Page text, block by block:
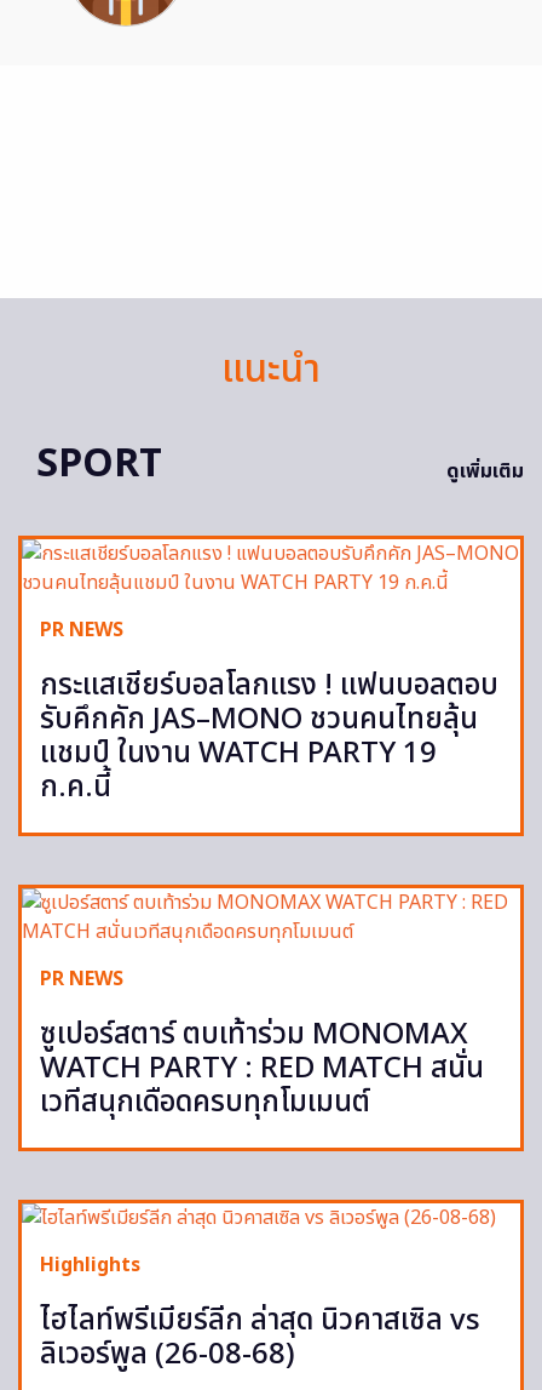
แนะนำ
SPORT
ดูเพิ่มเติม
PR NEWS
กระแสเชียร์บอลโลกแรง ! แฟนบอลตอบ
รับคึกคัก JAS–MONO ชวนคนไทยลุ้น
แชมป์ ในงาน WATCH PARTY 19
ก.ค.นี้
PR NEWS
ซูเปอร์สตาร์ ตบเท้าร่วม MONOMAX
WATCH PARTY : RED MATCH สนั่น
เวทีสนุกเดือดครบทุกโมเมนต์
Highlights
ไฮไลท์พรีเมียร์ลีก ล่าสุด นิวคาสเซิล vs
ลิเวอร์พูล (26-08-68)